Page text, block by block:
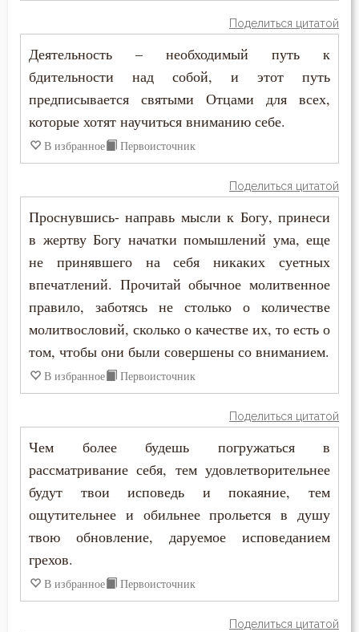
Прошение
Прощение
Рай
Раскаяние
Рассеянность
Ревность по Богу
Роскошь
Самомнение
Самоубийство
Свобода
Свобода воли
Поделиться цитатой
Деятельность – необходимый путь к
бдительности над собой, и этот путь
предписывается святыми Отцами для всех,
которые хотят научиться вниманию себе.
В избранное Первоисточник
Поделиться цитатой
Проснувшись- направь мысли к Богу, принеси
в жертву Богу начатки помышлений ума, еще
не принявшего на себя никаких суетных
впечатлений. Прочитай обычное молитвенное
правило, заботясь не столько о количестве
молитвословий, сколько о качестве их, то есть о
том, чтобы они были совершены со вниманием.
В избранное Первоисточник
Поделиться цитатой
Чем более будешь погружаться в
рассматривание себя, тем удовлетворительнее
будут твои исповедь и покаяние, тем
ощутительнее и обильнее прольется в душу
твою обновление, даруемое исповеданием
грехов.
В избранное Первоисточник
Поделиться цитатой